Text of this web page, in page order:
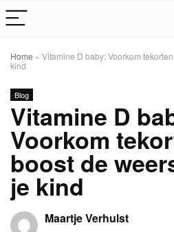
Home » Vitamine D baby: Voorkom
kind
Blog
Vitamine D
Voorkom
boost de
je kind
Maartje Verhulst